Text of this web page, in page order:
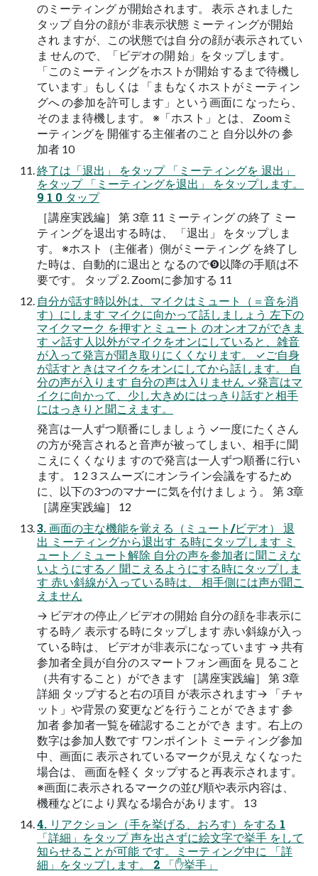
のミーティング が開始されます。 表示 されました
タップ 自分の顔が 非表示状態 ミーティングが開始
され ますが、この状態では自 分の顔が表示されてい
ま せんので、「ビデオの開 始」をタップします。
「このミーティングをホストが開始 するまで待機し
ています」もしくは 「まもなくホストがミーティン
グへ の参加を許可します」という画面に なったら、
そのまま待機します。 ※「ホスト」とは、 Zoomミ
ーティングを 開催する主催者のこと 自分以外の 参
加者 10
終了は「退出」 をタップ 「ミーティングを 退出」
をタップ 「ミーティングを退出」 をタップします。
9 1 0 タップ
［講座実践編］ 第 3章 11 ミーティング の終了 ミー
ティングを退出する時は、 「退出」 をタップしま
す。 ※ホスト（主催者）側がミーティング を終了し
た時は、自動的に退出と なるので❾以降の手順は不
要です。 タップ 2. Zoomに参加する 11
自分が話す時以外は、マイクはミュート（＝音を消
す）にします マイクに向かって話しましょう 左下の
マイクマーク を押すとミュート のオンオフができま
す ✓話す人以外がマイクをオンにしていると、雑音
が入って発言が聞き取りにくくなります。 ✓ご自身
が話すときはマイクをオンにしてから話します。 自
分の声が入ります 自分の声は入りません ✓発言はマ
イクに向かって、少し大きめにはっきり話すと相手
にはっきりと聞こえます。
発言は一人ずつ順番にしましょう ✓一度にたくさん
の方が発言されると音声が被ってしまい、相手に聞
こえにくくなりま すので発言は一人ずつ順番に行い
ます。 1 2 3 スムーズにオンライン会議をするため
に、以下の3つのマナーに気を付けましょう。 第 3章
［講座実践編］ 12
3. 画面の主な機能を覚える（ミュート/ビデオ） 退
出 ミーティングから退出す る時にタップします ミ
ュート／ミュート解除 自分の声を参加者に聞こえな
いようにする／ 聞こえるようにする時にタップしま
す 赤い斜線が入っている時は、 相手側には声が聞こ
えません
→ ビデオの停止／ビデオの開始 自分の顔を非表示に
する時／ 表示する時にタップします 赤い斜線が入っ
ている時は、 ビデオが非表示になっています → 共有
参加者全員が自分のスマートフォン画面を 見ること
（共有すること）ができます ［講座実践編］ 第 3章
詳細 タップすると右の項目 が表示されます→ 「チャ
ット」や背景の 変更などを行うことが できます 参
加者 参加者一覧を確認することができ ます。右上の
数字は参加人数です ワンポイント ミーティング参加
中、画面に 表示されているマークが見え なくなった
場合は、 画面を軽く タップすると再表示されます。
※画面に表示されるマークの並び順や表示内容は、
機種などにより異なる場合があります。 13
4. リアクション（手を挙げる、おろす）をする 1
「詳細」をタップ 声を出さずに絵文字で挙手 をして
知らせることが可能 です。ミーティング中に 「詳
細」をタップします。 2 「✋挙手」